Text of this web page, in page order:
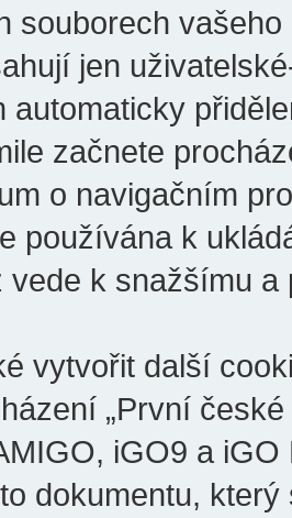
souborech
jen
automaticky
začnete
o navigačním
používána k
vede k snažšímu
vytvořit další
„První
iGO9 a
dokumentu,